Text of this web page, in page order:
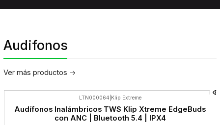
Audifonos
Ver más productos
-22%
OFF
LTN000064 Klip Extreme
Audífonos Inalámbricos TWS Klip Xtreme EdgeBuds
con ANC | Bluetooth 5.4 | IPX4